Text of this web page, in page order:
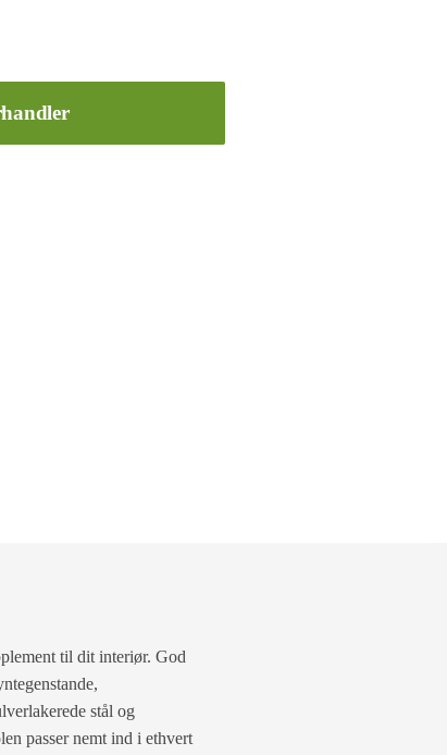
til dit interiør. God
stål og
passer nemt ind i ethvert